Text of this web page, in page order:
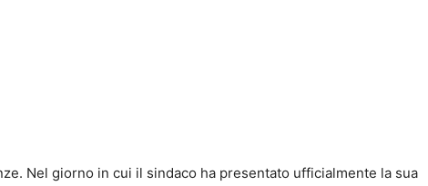
Nel giorno in cui il sindaco ha presentato ufficialmente la sua